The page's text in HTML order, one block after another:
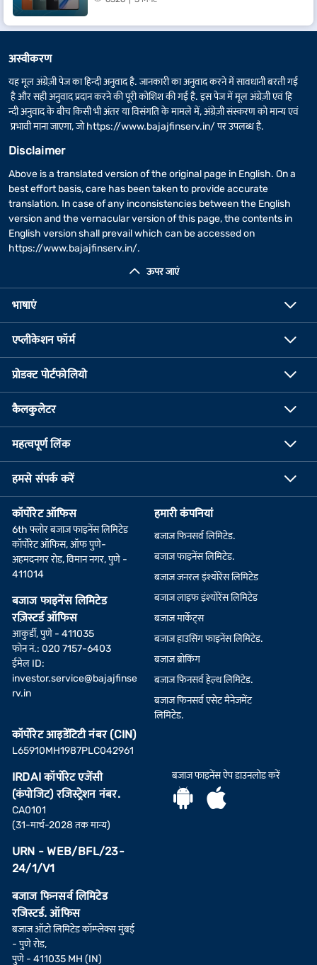
ऊपर जाएं
अस्वीकरण
यह मूल अंग्रेज़ी पेज का हिन्दी अनुवाद है. जानकारी का अनुवाद करने में सावधानी बरती गई
है और सही अनुवाद प्रदान करने की पूरी कोशिश की गई है. इस पेज में मूल अंग्रेज़ी एवं हि
न्दी अनुवाद के बीच किसी भी अंतर या विसंगति के मामले में, अंग्रेज़ी संस्करण को मान्य एवं
प्रभावी माना जाएगा, जोhttps://www.bajajfinserv.in/पर उपलब्ध है.
Disclaimer
Above is a translated version of the original page in English. On a
best effort basis, care has been taken to provide accurate
translation. In case of any inconsistencies between the English
version and the vernacular version of this page, the contents in
English version shall prevail which can be accessed on
https://www.bajajfinserv.in/.
भाषाएं
एप्लीकेशन फॉर्म
प्रोडक्ट पोर्टफोलियो
कैलकुलेटर
महत्वपूर्ण लिंक
हमसे संपर्क करें
कॉर्पोरेट ऑफिस
6th फ्लोर बजाज फाइनेंस लिमिटेड
कॉर्पोरेट ऑफिस, ऑफ पुणे-
अहमदनगर रोड, विमान नगर, पुणे -
411014
बजाज फाइनेंस लिमिटेड
रज़िस्टर्ड ऑफिस
आकुर्डी, पुणे - 411035
फोन नं.: 020 7157-6403
ईमेल ID:
investor.service@bajajfinse
rv.in
कॉर्पोरेट आइडेंटिटी नंबर (CIN)
L65910MH1987PLC042961
IRDAI कॉर्पोरेट एजेंसी
(कंपोजिट) रजिस्ट्रेशन नंबर.
CA0101
(31-मार्च-2028 तक मान्य)
URN - WEB/BFL/23-
24/1/V1
बजाज फिनसर्व लिमिटेड
रजिस्टर्ड. ऑफिस
बजाज ऑटो लिमिटेड कॉम्प्लेक्स मुंबई
- पुणे रोड,
पुणे - 411035 MH (IN)
हमारी कंपनियां
बजाज फिनसर्व लिमिटेड.
बजाज फाइनेंस लिमिटेड.
बजाज जनरल इंश्योरेंस लिमिटेड
बजाज लाइफ इंश्योरेंस लिमिटेड
बजाज मार्केट्स
बजाज हाउसिंग फाइनेंस लिमिटेड.
बजाज ब्रोकिंग
बजाज फिनसर्व हेल्थ लिमिटेड.
बजाज फिनसर्व एसेट मैनेजमेंट
लिमिटेड.
बजाज फाइनेंस ऐप डाउनलोड करें